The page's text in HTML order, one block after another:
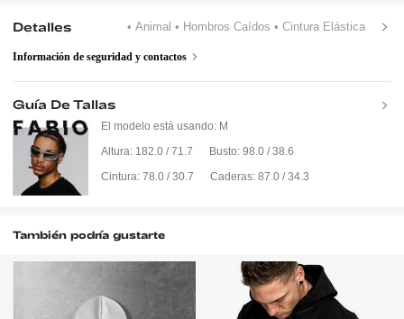
Detalles • Animal• Hombros Caídos• Cintura Elástica
Información de seguridad y contactos
Guía De Tallas
El modelo está usando: M
Altura: 182.0 / 71.7 Busto: 98.0 / 38.6
Cintura: 78.0 / 30.7 Caderas: 87.0 / 34.3
También podría gustarte